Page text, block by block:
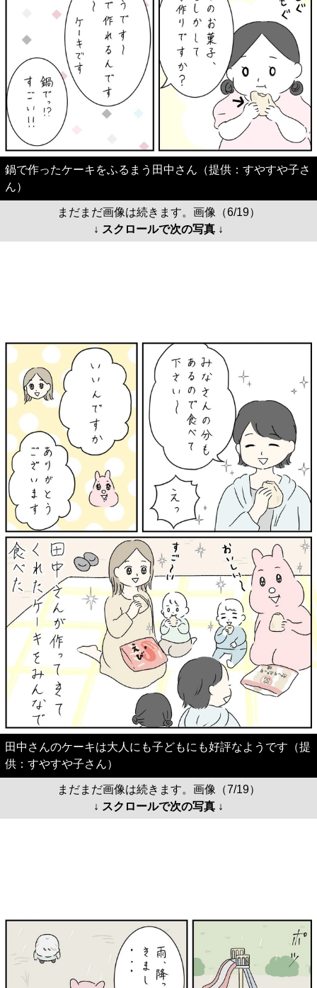
鍋で作ったケーキをふるまう田中さん（提供：すやすや子さ
ん）
まだまだ画像は続きます。画像（6/19）
↓ スクロールで次の写真 ↓
田中さんのケーキは大人にも子どもにも好評なようです（提
供：すやすや子さん）
まだまだ画像は続きます。画像（7/19）
↓ スクロールで次の写真 ↓